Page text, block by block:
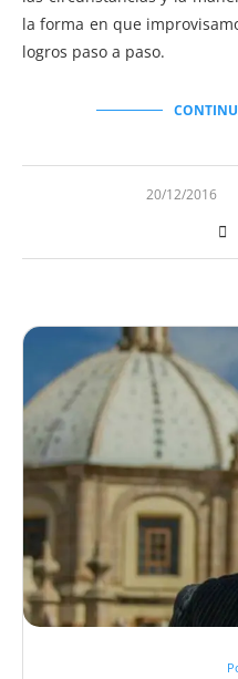
la forma en que
logros paso a paso.
20/12/2016